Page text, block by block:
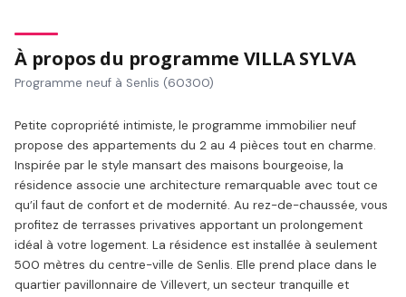
À propos du programme VILLA SYLVA
Programme neuf à Senlis (60300)
Petite copropriété intimiste, le programme immobilier neuf
propose des appartements du 2 au 4 pièces tout en charme.
Inspirée par le style mansart des maisons bourgeoise, la
résidence associe une architecture remarquable avec tout ce
qu’il faut de confort et de modernité. Au rez-de-chaussée, vous
profitez de terrasses privatives apportant un prolongement
idéal à votre logement. La résidence est installée à seulement
500 mètres du centre-ville de Senlis. Elle prend place dans le
quartier pavillonnaire de Villevert, un secteur tranquille et